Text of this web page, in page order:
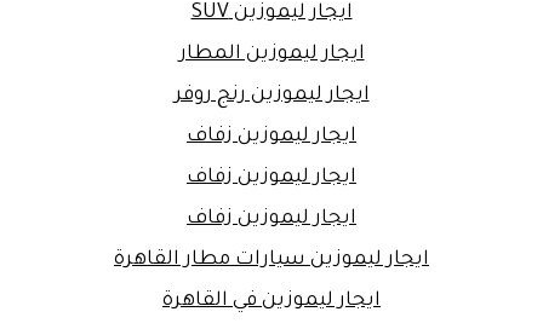
ايجار ليموزين SUV
ايجار ليموزين المطار
ايجار ليموزين رنج روفر
ايجار ليموزين زفاف
ايجار ليموزين زفاف
ايجار ليموزين زفاف
ايجار ليموزين سيارات مطار القاهرة
ايجار ليموزين في القاهرة